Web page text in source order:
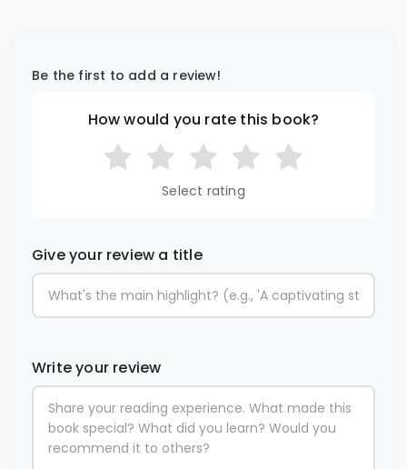
Be the first to add a review!
How would you rate this book?
Select rating
Give your review a title
Write your review